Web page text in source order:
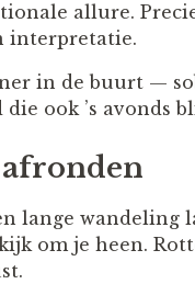
allure.
interpretatie.
in de buurt —
ook ’s avonds
lange wandeling
om je heen.